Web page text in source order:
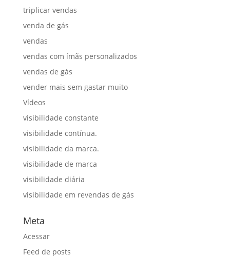
triplicar vendas
venda de gás
vendas
vendas com ímãs personalizados
vendas de gás
vender mais sem gastar muito
Vídeos
visibilidade constante
visibilidade contínua.
visibilidade da marca.
visibilidade de marca
visibilidade diária
visibilidade em revendas de gás
Meta
Acessar
Feed de posts